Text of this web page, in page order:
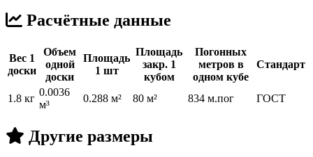
Расчётные данные
Вес 1
доски
Объем
одной
доски
Площадь
1 шт
Площадь
закр. 1
кубом
Погонных
метров в
одном кубе
Стандарт
1.8 кг
0.0036
м³
0.288 м² 80 м² 834 м.пог ГОСТ
Другие размеры